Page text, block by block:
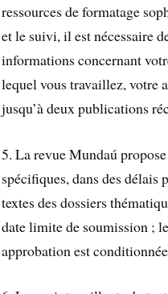
ressources de formatage
et le suivi, il est nécessaire
informations concernant
lequel vous travaillez, votre
jusqu’à deux publications
5. La revue Mundaú
spécifiques, dans des délais
textes des dossiers
date limite de soumission ;
approbation est